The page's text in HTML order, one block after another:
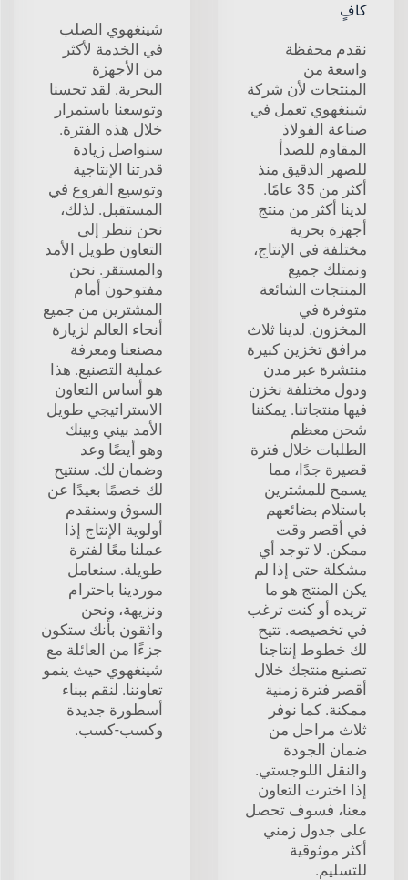
كافٍ
نقدم محفظة
واسعة من
المنتجات لأن شركة
شينغهوي تعمل في
صناعة الفولاذ
المقاوم للصدأ
للصهر الدقيق منذ
أكثر من 35 عامًا.
لدينا أكثر من منتج
أجهزة بحرية
مختلفة في الإنتاج،
ونمتلك جميع
المنتجات الشائعة
متوفرة في
المخزون. لدينا ثلاث
مرافق تخزين كبيرة
منتشرة عبر مدن
ودول مختلفة نخزن
فيها منتجاتنا. يمكننا
شحن معظم
الطلبات خلال فترة
قصيرة جدًا، مما
يسمح للمشترين
باستلام بضائعهم
في أقصر وقت
ممكن. لا توجد أي
مشكلة حتى إذا لم
يكن المنتج هو ما
تريده أو كنت ترغب
في تخصيصه. تتيح
لك خطوط إنتاجنا
تصنيع منتجك خلال
أقصر فترة زمنية
ممكنة. كما نوفر
ثلاث مراحل من
ضمان الجودة
والنقل اللوجستي.
إذا اخترت التعاون
معنا، فسوف تحصل
على جدول زمني
أكثر موثوقية
للتسليم.
شينغهوي الصلب
في الخدمة لأكثر
من الأجهزة
البحرية. لقد تحسنا
وتوسعنا باستمرار
خلال هذه الفترة.
سنواصل زيادة
قدرتنا الإنتاجية
وتوسيع الفروع في
المستقبل. لذلك،
نحن ننظر إلى
التعاون طويل الأمد
والمستقر. نحن
مفتوحون أمام
المشترين من جميع
أنحاء العالم لزيارة
مصنعنا ومعرفة
عملية التصنيع. هذا
هو أساس التعاون
الاستراتيجي طويل
الأمد بيني وبينك
وهو أيضًا وعد
وضمان لك. سنتيح
لك خصمًا بعيدًا عن
السوق وسنقدم
أولوية الإنتاج إذا
عملنا معًا لفترة
طويلة. سنعامل
موردينا باحترام
ونزيهة، ونحن
واثقون بأنك ستكون
جزءًا من العائلة مع
شينغهوي حيث ينمو
تعاوننا. لنقم ببناء
أسطورة جديدة
وكسب-كسب.